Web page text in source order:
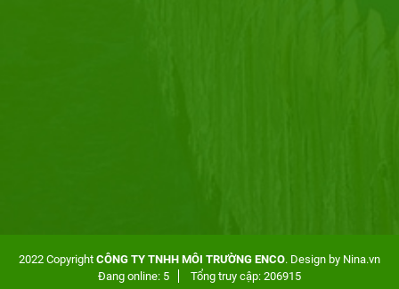
2022 Copyright CÔNG TY TNHH MÔI TRƯỜNG ENCO. Design by Nina.vn
Đang online: 5
Tổng truy cập: 206915